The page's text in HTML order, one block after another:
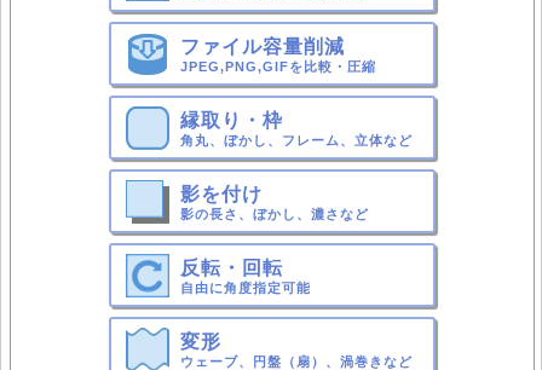
ファイル容量削減
JPEG,PNG,GIFを比較・圧縮
縁取り・枠
角丸、ぼかし、フレーム、立体など
影を付け
影の長さ、ぼかし、濃さなど
反転・回転
自由に角度指定可能
変形
ウェーブ、円盤（扇）、渦巻きなど